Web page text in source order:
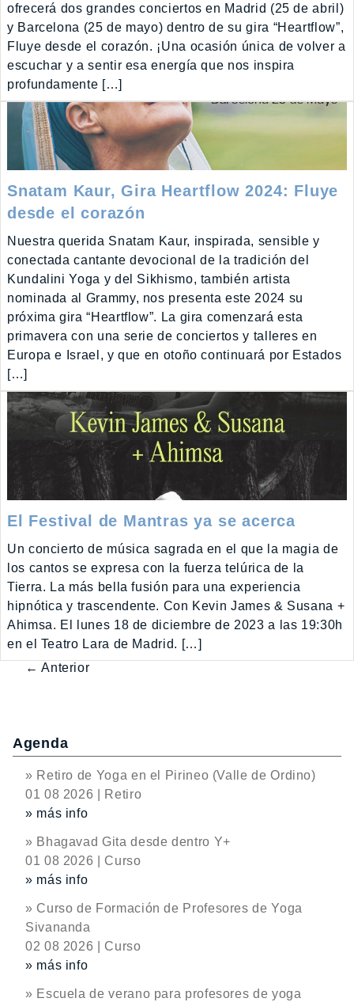
ofrecerá dos grandes conciertos en Madrid (25 de abril)
y Barcelona (25 de mayo) dentro de su gira “Heartflow”,
Fluye desde el corazón. ¡Una ocasión única de volver a
escuchar y a sentir esa energía que nos inspira
profundamente […]
Snatam Kaur, Gira Heartflow 2024: Fluye
desde el corazón
Nuestra querida Snatam Kaur, inspirada, sensible y
conectada cantante devocional de la tradición del
Kundalini Yoga y del Sikhismo, también artista
nominada al Grammy, nos presenta este 2024 su
próxima gira “Heartflow”. La gira comenzará esta
primavera con una serie de conciertos y talleres en
Europa e Israel, y que en otoño continuará por Estados
[…]
El Festival de Mantras ya se acerca
Un concierto de música sagrada en el que la magia de
los cantos se expresa con la fuerza telúrica de la
Tierra. La más bella fusión para una experiencia
hipnótica y trascendente. Con Kevin James & Susana +
Ahimsa. El lunes 18 de diciembre de 2023 a las 19:30h
en el Teatro Lara de Madrid. […]
← Anterior
Agenda
» Retiro de Yoga en el Pirineo (Valle de Ordino)
01 08 2026 | Retiro
» más info
» Bhagavad Gita desde dentro Y+
01 08 2026 | Curso
» más info
» Curso de Formación de Profesores de Yoga
Sivananda
02 08 2026 | Curso
» más info
» Escuela de verano para profesores de yoga